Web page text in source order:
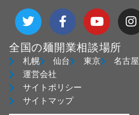
T
w
i
t
t
e
r
F
a
c
e
b
o
k
-
Y
o
u
t
u
b
I
n
s
a
g
全国の麺開業相談場所
札幌 仙台 東京 名古屋
運営会社
サイトポリシー
サイトマップ